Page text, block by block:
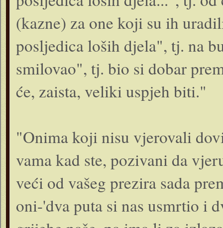
(kazne) za one koji su ih
posljedica loših djela", tj. na
smilovao", tj. bio si dobar
će, zaista, veliki uspjeh biti."
"Onima koji nisu vjerovali
vama kad ste, pozivani da
veći od vašeg prezira sada
oni-'dva puta si nas usmrtio i